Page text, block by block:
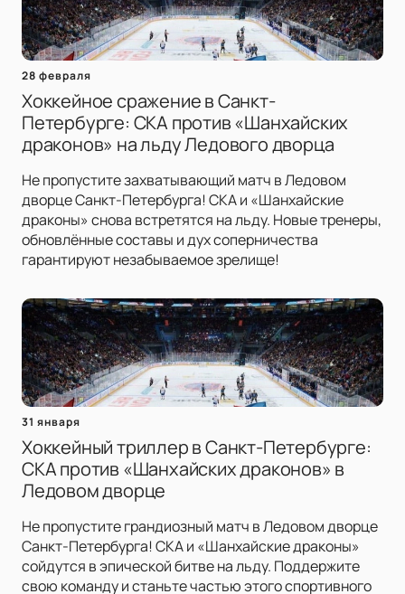
28 февраля
Хоккейное сражение в Санкт-
Петербурге: СКА против «Шанхайских
драконов» на льду Ледового дворца
Не пропустите захватывающий матч в Ледовом
дворце Санкт-Петербурга! СКА и «Шанхайские
драконы» снова встретятся на льду. Новые тренеры,
обновлённые составы и дух соперничества
гарантируют незабываемое зрелище!
31 января
Хоккейный триллер в Санкт-Петербурге:
СКА против «Шанхайских драконов» в
Ледовом дворце
Не пропустите грандиозный матч в Ледовом дворце
Санкт-Петербурга! СКА и «Шанхайские драконы»
сойдутся в эпической битве на льду. Поддержите
свою команду и станьте частью этого спортивного